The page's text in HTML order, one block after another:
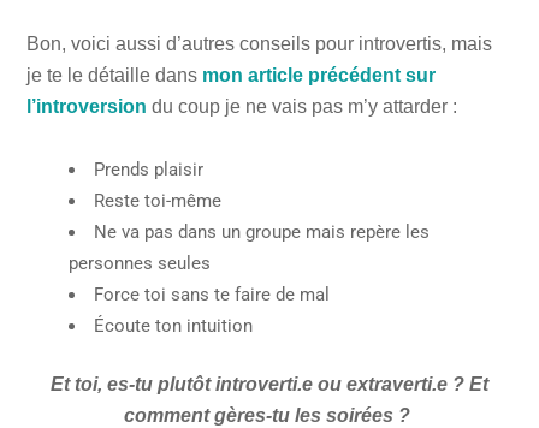
Bon, voici aussi d’autres conseils pour introvertis, mais
je te le détaille dans mon article précédent sur
l’introversion du coup je ne vais pas m’y attarder :
Prends plaisir
Reste toi-même
Ne va pas dans un groupe mais repère les
personnes seules
Force toi sans te faire de mal
Écoute ton intuition
Et toi, es-tu plutôt introverti.e ou extraverti.e ? Et
comment gères-tu les soirées ?